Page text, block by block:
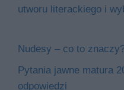
utworu literackiego i
Nudesy – co to
Pytania jawne matura
odpowiedzi